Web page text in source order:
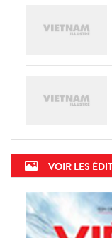
VOIR LES